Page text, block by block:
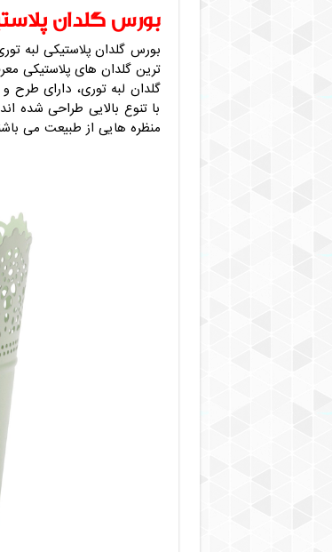
بورس گلدان
بورس گلدان پلاستیکی لبه
ترین گلدان های پلاستیکی
گلدان لبه توری، دارای طرح
با تنوع بالایی طراحی شده
منظره هایی از طبیعت می